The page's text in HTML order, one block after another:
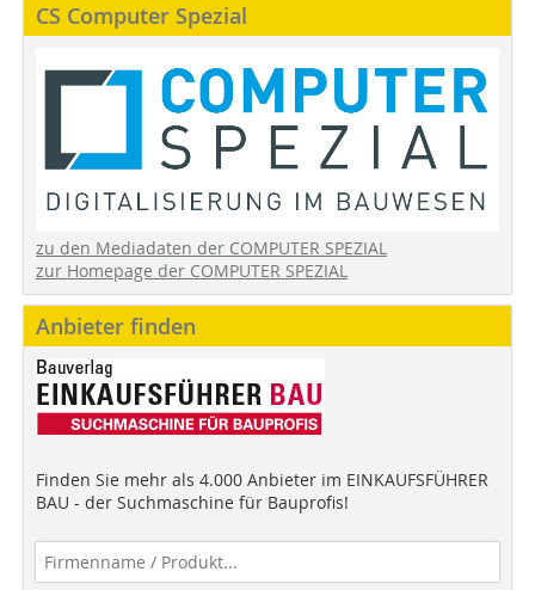
CS Computer Spezial
zu den Mediadaten der COMPUTER SPEZIAL
zur Homepage der COMPUTER SPEZIAL
Anbieter finden
Finden Sie mehr als 4.000 Anbieter im EINKAUFSFÜHRER
BAU - der Suchmaschine für Bauprofis!